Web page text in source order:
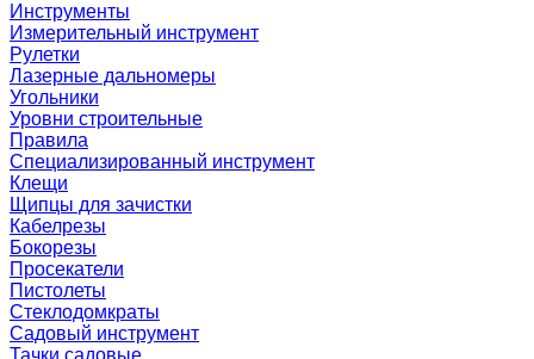
Инструменты
Измерительный инструмент
Рулетки
Лазерные дальномеры
Угольники
Уровни строительные
Правила
Специализированный инструмент
Клещи
Щипцы для зачистки
Кабелрезы
Бокорезы
Просекатели
Пистолеты
Стеклодомкраты
Садовый инструмент
Тачки садовые